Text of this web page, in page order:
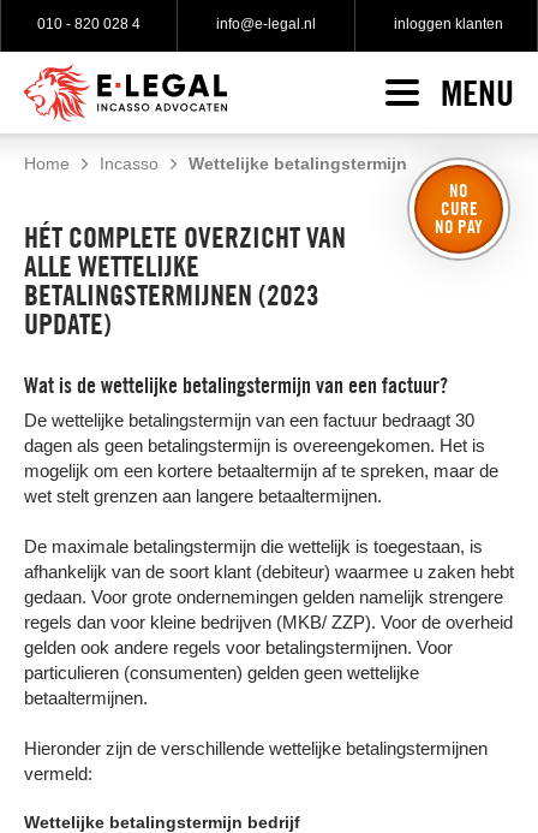
010 - 820 028 4 info@e-legal.nl inloggen klanten
MENU
HOME
INCASSO
No cure no pay incasso
Gratis incasso advies
Gerechtelijke incasso
SPECIALISATIES
WAT KLANTEN ZEGGEN
TARIEVEN
OVER E-LEGAL
Over e-Legal
Onze incasso advocaten
Contact
NO
CURE
NO PAY
Home Incasso Wettelijke betalingstermijn
HÉT COMPLETE OVERZICHT VAN
ALLE WETTELIJKE
BETALINGSTERMIJNEN (2023
UPDATE)
Wat is de wettelijke betalingstermijn van een factuur?
De wettelijke betalingstermijn van een factuur bedraagt 30
dagen als geen betalingstermijn is overeengekomen. Het is
mogelijk om een kortere betaaltermijn af te spreken, maar de
wet stelt grenzen aan langere betaaltermijnen.
De maximale betalingstermijn die wettelijk is toegestaan, is
afhankelijk van de soort klant (debiteur) waarmee u zaken hebt
gedaan. Voor grote ondernemingen gelden namelijk strengere
regels dan voor kleine bedrijven (MKB/ ZZP). Voor de overheid
gelden ook andere regels voor betalingstermijnen. Voor
particulieren (consumenten) gelden geen wettelijke
betaaltermijnen.
Hieronder zijn de verschillende wettelijke betalingstermijnen
vermeld:
Wettelijke betalingstermijn bedrijf